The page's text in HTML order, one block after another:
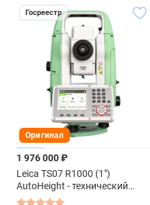
Госреестр
Оригинал
1 976 000 ₽
Leica TS07 R1000 (1")
AutoHeight - технический
тахеометр